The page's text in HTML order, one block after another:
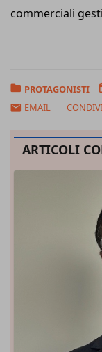
commerciali
PROTAGONISTI
EMAIL
ARTICOLI